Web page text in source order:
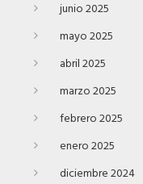
junio 2025
mayo 2025
abril 2025
marzo 2025
febrero 2025
enero 2025
diciembre 2024